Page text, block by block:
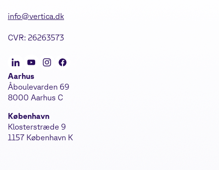
info@vertica.dk
CVR: 26263573
Aarhus
Åboulevarden 69
8000 Aarhus C
København
Klosterstræde 9
1157 København K